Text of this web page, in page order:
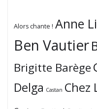
Alors chante ! Anne
Ben Vautier
Brigitte Barège
Delga Castan Chez